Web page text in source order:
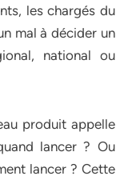
les chargés du
mal à décider un
national ou
produit appelle
lancer ? Ou
lancer ? Cette